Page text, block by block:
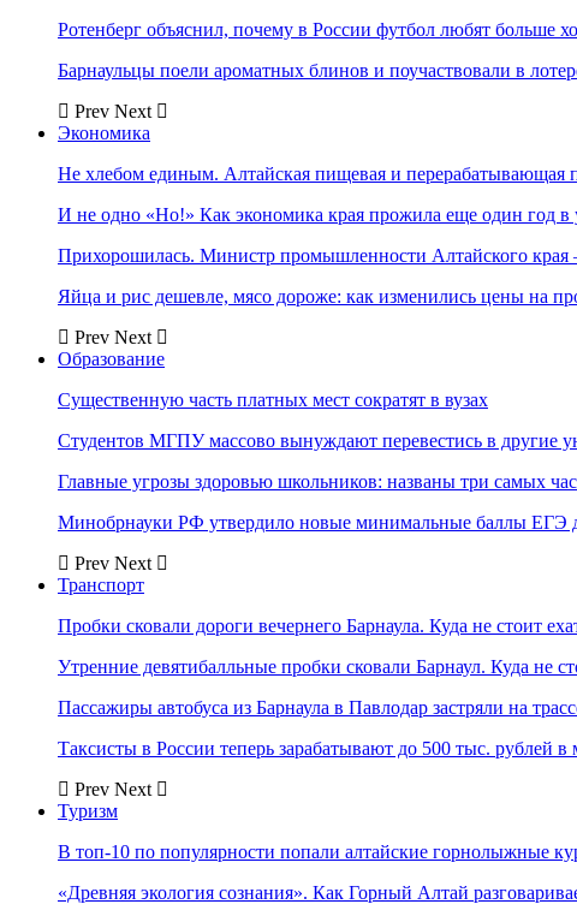
Ротенберг объяснил, почему в России футбол любят больше
Барнаульцы поели ароматных блинов и поучаствовали в
Prev Next
Экономика
Не хлебом единым. Алтайская пищевая и
И не одно «Но!» Как экономика края прожила еще один год
Прихорошилась. Министр промышленности Алтайского
Яйца и рис дешевле, мясо дороже: как изменились цены на
Prev Next
Образование
Существенную часть платных мест сократят в вузах
Студентов МГПУ массово вынуждают перевестись в другие
Главные угрозы здоровью школьников: названы три самых
Минобрнауки РФ утвердило новые минимальные баллы ЕГЭ
Prev Next
Транспорт
Пробки сковали дороги вечернего Барнаула. Куда не стоит
Утренние девятибалльные пробки сковали Барнаул. Куда не
Пассажиры автобуса из Барнаула в Павлодар застряли на
Таксисты в России теперь зарабатывают до 500 тыс. рублей в
Prev Next
Туризм
В топ-10 по популярности попали алтайские горнолыжные
«Древняя экология сознания». Как Горный Алтай